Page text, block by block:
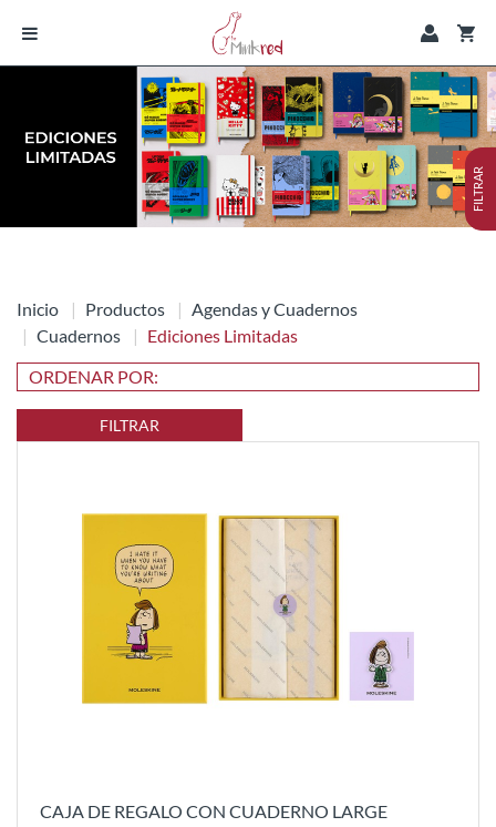
Inicio Productos
Agendas y Cuadernos
Cuadernos
Ediciones Limitadas
FILTRAR
FILTRAR
CAJA DE REGALO CON CUADERNO LARGE